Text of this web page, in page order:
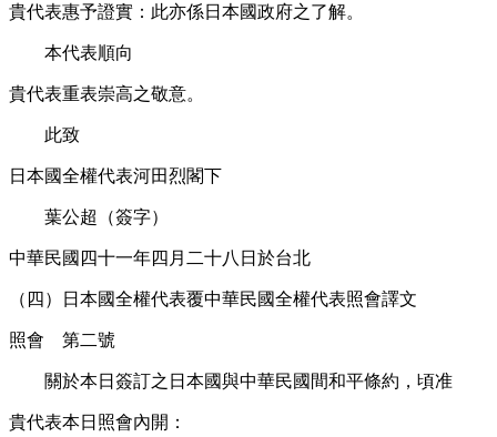
貴代表惠予證實：此亦係日本國政府之了解。
本代表順向
貴代表重表崇高之敬意。
此致
日本國全權代表河田烈閣下
葉公超（簽字）
中華民國四十一年四月二十八日於台北
（四）日本國全權代表覆中華民國全權代表照會譯文
照會 第二號
關於本日簽訂之日本國與中華民國間和平條約，頃准
貴代表本日照會內開：